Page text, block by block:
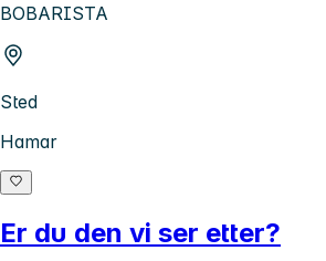
BOBARISTA
Sted
Hamar
Er du den vi ser etter?